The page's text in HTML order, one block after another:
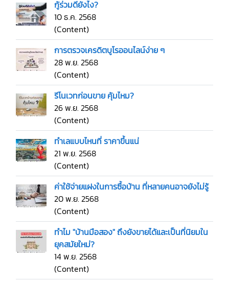
กู้ร่วมดียังไง?
10 ธ.ค. 2568
(Content)
การตรวจเครดิตบูโรออนไลน์ง่าย ๆ
28 พ.ย. 2568
(Content)
รีโนเวทก่อนขาย คุ้มไหม?
26 พ.ย. 2568
(Content)
ทำเลแบบไหนที่ ราคาขึ้นแน่
21 พ.ย. 2568
(Content)
ค่าใช้จ่ายแฝงในการซื้อบ้าน ที่หลายคนอาจยังไม่รู้
20 พ.ย. 2568
(Content)
ทำไม "บ้านมือสอง" ถึงยังขายได้และเป็นที่นิยมใน
ยุคสมัยใหม่?
14 พ.ย. 2568
(Content)